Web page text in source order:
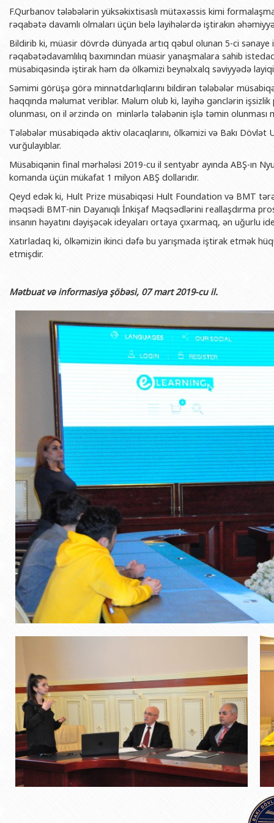
BDU-nun məzunları
Fəxri doktorlarımız
BDU-da təhsil
BDU-da tədris olunan ixtisaslar
Universitet tarixinin ən mühüm hadisələri
İnsan resursları və hüquq şöbəsi
Sənədlər və Müraciətlərlə iş
Maliyyə və təminat Departamenti
Keyfiyyətin təminatı, monitorinq
Psixoloji Yardım Sektoru
Mədəniyyət-yaradıcılıq Mərkəzi
İdman-sağlamlıq Mərkəzi
Geologiya fakültəsi
Filologiya fakültəsi
Tarix fakültəsi
Beynəlxalq
Hüquq fakültəsi
Jurnalistika fakültəsi
İnformasiya və
Sosial elmlər və
Şəxsi
Publik
F.Qurbanov tələbələrin yüksəkixtisaslı mütəxəssis kimi
rəqabətə davamlı olmaları üçün belə layihələrdə iştirakın
Bildirib ki, müasir dövrdə dünyada artıq qəbul olunan 5-ci sənaye
rəqabətədavamlılıq baxımından müasir yanaşmalara sahib
müsabiqəsində iştirak həm də ölkəmizi beynəlxalq səviyyədə
Səmimi görüşə görə minnətdarlıqlarını bildirən tələbələr
haqqında məlumat veriblər. Məlum olub ki, layihə gənclərin
olunması, on il ərzində on minlərlə tələbənin işlə təmin olunması
Tələbələr müsabiqədə aktiv olacaqlarını, ölkəmizi və Bakı
vurğulayıblar.
Müsabiqənin final mərhələsi 2019-cu il sentyabr ayında ABŞ-ın
komanda üçün mükafat 1 milyon ABŞ dollarıdır.
Qeyd edək ki, Hult Prize müsabiqəsi Hult Foundation və BMT
məqsədi BMT-nin Dayanıqlı İnkişaf Məqsədlərini reallaşdırma
insanın həyatını dəyişəcək ideyaları ortaya çıxarmaq, ən uğurlu
Xatırladaq ki, ölkəmizin ikinci dəfə bu yarışmada iştirak etmək
etmişdir.
Mətbuat və informasiya şöbəsi, 07 mart 2019-cu il.